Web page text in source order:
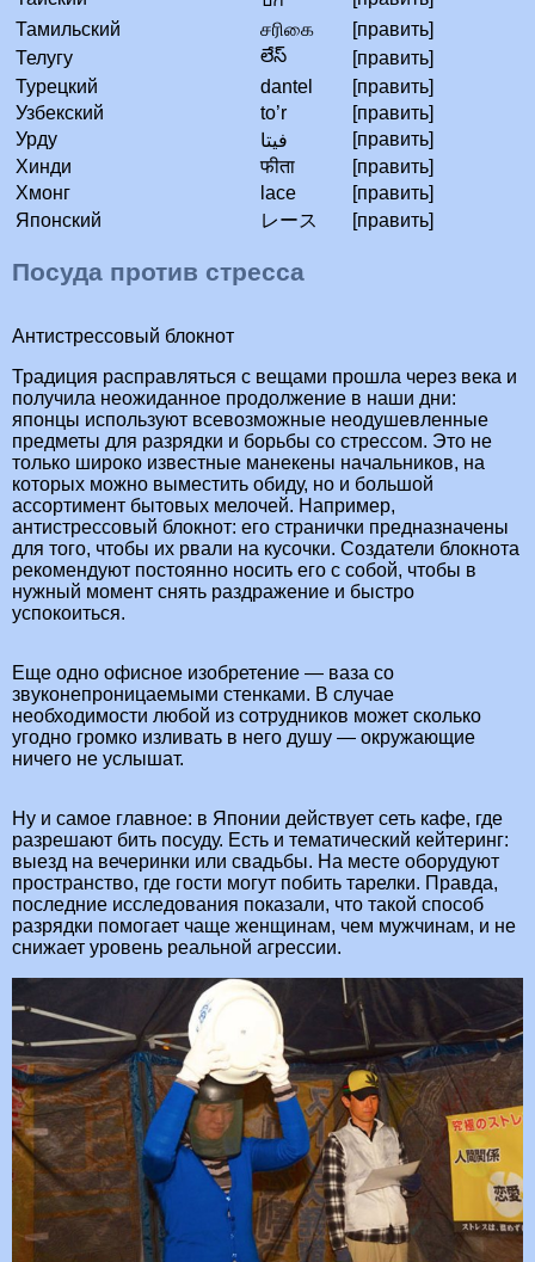
Тамильский
சரிகை
[править]
Телугу
లేస్
[править]
Турецкий
dantel
[править]
Узбекский
to’r
[править]
Урду
فیتا
[править]
Хинди
फीता
[править]
Хмонг
lace
[править]
Японский
レース [править]
Посуда против стресса
Антистрессовый блокнот
Традиция расправляться с вещами прошла через века и
получила неожиданное продолжение в наши дни:
японцы используют всевозможные неодушевленные
предметы для разрядки и борьбы со стрессом. Это не
только широко известные манекены начальников, на
которых можно выместить обиду, но и большой
ассортимент бытовых мелочей. Например,
антистрессовый блокнот: его странички предназначены
для того, чтобы их рвали на кусочки. Создатели блокнота
рекомендуют постоянно носить его с собой, чтобы в
нужный момент снять раздражение и быстро
успокоиться.
Еще одно офисное изобретение — ваза со
звуконепроницаемыми стенками. В случае
необходимости любой из сотрудников может сколько
угодно громко изливать в него душу — окружающие
ничего не услышат.
Ну и самое главное: в Японии действует сеть кафе, где
разрешают бить посуду. Есть и тематический кейтеринг:
выезд на вечеринки или свадьбы. На месте оборудуют
пространство, где гости могут побить тарелки. Правда,
последние исследования показали, что такой способ
разрядки помогает чаще женщинам, чем мужчинам, и не
снижает уровень реальной агрессии.